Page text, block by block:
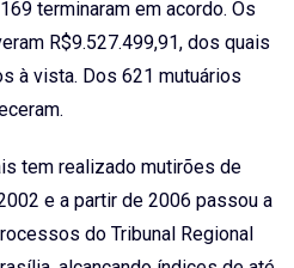
terminaram em acordo. Os
R$9.527.499,91, dos quais
à vista. Dos 621 mutuários
tem realizado mutirões de
e a partir de 2006 passou a
do Tribunal Regional